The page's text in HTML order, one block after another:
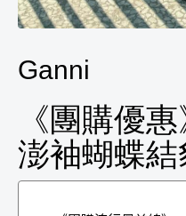
Ganni
《團購優
澎袖蝴蝶結